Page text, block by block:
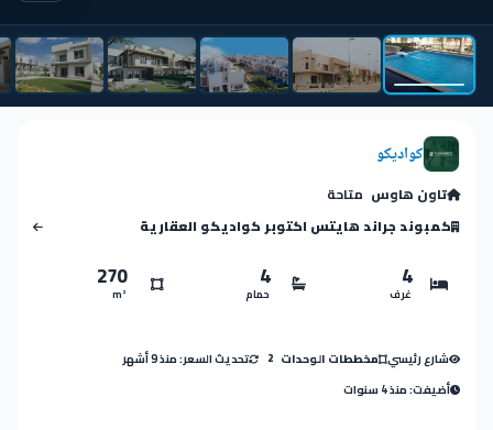
كواديكو
تاون هاوس متاحة
كمبوند جراند هايتس اكتوبر كواديكو العقارية
4
غرف
4
حمام
270
m²
شارع رئيسي مخططات الوحدات 2
تحديث السعر: منذ 9 أشهر
أضيفت: منذ 4 سنوات